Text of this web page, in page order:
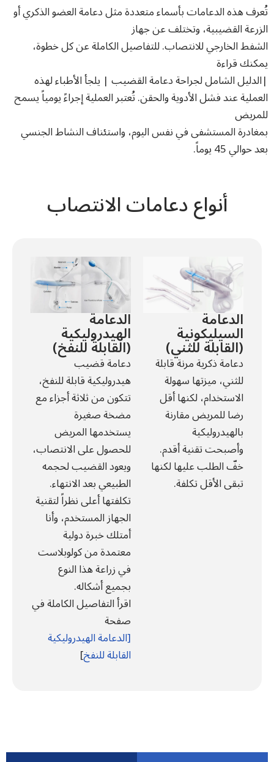
تُعرف هذه الدعامات بأسماء متعددة مثل دعامة العضو الذكري أو
الزرعة القضيبية، وتختلف عن جهاز
الشفط الخارجي للانتصاب. للتفاصيل الكاملة عن كل خطوة،
يمكنك قراءة
|الدليل الشامل لجراحة دعامة القضيب | يلجأ الأطباء لهذه
العملية عند فشل الأدوية والحقن. تُعتبر العملية إجراءً يومياً يسمح
للمريض
بمغادرة المستشفى في نفس اليوم، واستئناف النشاط الجنسي
بعد حوالي 45 يوماً.
أنواع دعامات الانتصاب
الدعامة
السيليكونية
(القابلة للثني)
دعامة ذكرية مرنة قابلة
للثني، ميزتها سهولة
الاستخدام، لكنها أقل
رضا للمريض مقارنة
بالهيدروليكية
وأصبحت تقنية أقدم.
خفّ الطلب عليها لكنها
تبقى الأقل تكلفة.
الدعامة
الهيدروليكية
(القابلة للنفخ)
دعامة قضيب
هيدروليكية قابلة للنفخ،
تتكون من ثلاثة أجزاء مع
مضخة صغيرة
يستخدمها المريض
للحصول على الانتصاب،
ويعود القضيب لحجمه
الطبيعي بعد الانتهاء.
تكلفتها أعلى نظراً لتقنية
الجهاز المستخدم، وأنا
أمتلك خبرة دولية
معتمدة من كولوبلاست
في زراعة هذا النوع
بجميع أشكاله.
اقرأ التفاصيل الكاملة في
صفحة
[الدعامة الهيدروليكية
القابلة للنفخ]